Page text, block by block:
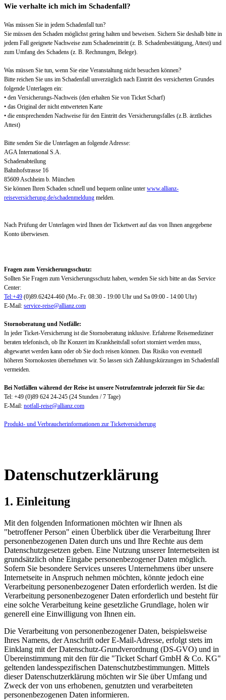
Wie verhalte ich mich im Schadenfall?
Was müssen Sie in jedem Schadenfall tun?
Sie müssen den Schaden möglichst gering halten und beweisen. Sichern Sie deshalb bitte in
jedem Fall geeignete Nachweise zum Schadeneintritt (z. B. Schadenbestätigung, Attest) und
zum Umfang des Schadens (z. B. Rechnungen, Belege).
Was müssen Sie tun, wenn Sie eine Veranstaltung nicht besuchen können?
Bitte reichen Sie uns im Schadenfall unverzüglich nach Eintritt des versicherten Grundes
folgende Unterlagen ein:
• den Versicherungs-Nachweis (den erhalten Sie von Ticket Scharf)
• das Original der nicht entwerteten Karte
• die entsprechenden Nachweise für den Eintritt des Versicherungsfalles (z.B. ärztliches
Attest)
Bitte senden Sie die Unterlagen an folgende Adresse:
AGA International S.A.
Schadenabteilung
Bahnhofstrasse 16
85609 Aschheim b. München
Sie können Ihren Schaden schnell und bequem online unter www.allianz-
reiseversicherung.de/schadenmeldung melden.
Nach Prüfung der Unterlagen wird Ihnen der Ticketwert auf das von Ihnen angegebene
Konto überwiesen.
Fragen zum Versicherungsschutz:
Sollten Sie Fragen zum Versicherungsschutz haben, wenden Sie sich bitte an das Service
Center:
Tel:+49 (0)89.62424-460 (Mo.-Fr. 08:30 - 19:00 Uhr und Sa 09:00 - 14:00 Uhr)
E-Mail: service-reise@allianz.com
Stornoberatung und Notfälle:
In jeder Ticket-Versicherung ist die Stornoberatung inklusive. Erfahrene Reisemediziner
beraten telefonisch, ob Ihr Konzert im Krankheitsfall sofort storniert werden muss,
abgewartet werden kann oder ob Sie doch reisen können. Das Risiko von eventuell
höheren Stornokosten übernehmen wir. So lassen sich Zahlungskürzungen im Schadenfall
vermeiden.
Bei Notfällen während der Reise ist unsere Notrufzentrale jederzeit für Sie da:
Tel: +49 (0)89 624 24-245 (24 Stunden / 7 Tage)
E-Mail: notfall-reise@allianz.com
Produkt- und Verbraucherinformationen zur Ticketversicherung
Datenschutzerklärung
1. Einleitung
Mit den folgenden Informationen möchten wir Ihnen als
"betroffener Person" einen Überblick über die Verarbeitung Ihrer
personenbezogenen Daten durch uns und Ihre Rechte aus dem
Datenschutzgesetzen geben. Eine Nutzung unserer Internetseiten ist
grundsätzlich ohne Eingabe personenbezogener Daten möglich.
Sofern Sie besondere Services unseres Unternehmens über unsere
Internetseite in Anspruch nehmen möchten, könnte jedoch eine
Verarbeitung personenbezogener Daten erforderlich werden. Ist die
Verarbeitung personenbezogener Daten erforderlich und besteht für
eine solche Verarbeitung keine gesetzliche Grundlage, holen wir
generell eine Einwilligung von Ihnen ein.
Die Verarbeitung von personenbezogener Daten, beispielsweise
Ihres Namens, der Anschrift oder E-Mail-Adresse, erfolgt stets im
Einklang mit der Datenschutz-Grundverordnung (DS-GVO) und in
Übereinstimmung mit den für die "Ticket Scharf GmbH & Co. KG"
geltenden landesspezifischen Datenschutzbestimmungen. Mittels
dieser Datenschutzerklärung möchten wir Sie über Umfang und
Zweck der von uns erhobenen, genutzten und verarbeiteten
personenbezogenen Daten informieren.